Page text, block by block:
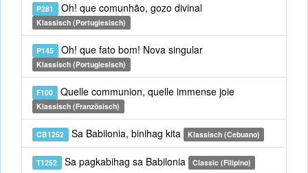
P281 Oh! que comunhão, gozo divinal
Klassisch (Portugiesisch)
P145 Oh! que fato bom! Nova singular
Klassisch (Portugiesisch)
F100 Quelle communion, quelle immense joie
Klassisch (Französisch)
CB1252 Sa Babilonia, binihag kita Klassisch (Cebuano)
T1252 Sa pagkabihag sa Babilonia Classic (Filipino)